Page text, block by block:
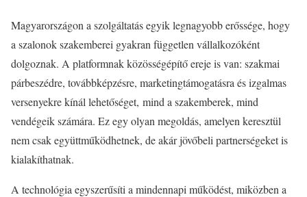
Magyarországon a szolgáltatás egyik legnagyobb erőssége, hogy
a szalonok szakemberei gyakran független vállalkozóként
dolgoznak. A platformnak közösségépítő ereje is van: szakmai
párbeszédre, továbbképzésre, marketingtámogatásra és izgalmas
versenyekre kínál lehetőséget, mind a szakemberek, mind
vendégeik számára. Ez egy olyan megoldás, amelyen keresztül
nem csak együttműködhetnek, de akár jövőbeli partnerségeket is
kialakíthatnak.
A technológia egyszerűsíti a mindennapi működést, miközben a